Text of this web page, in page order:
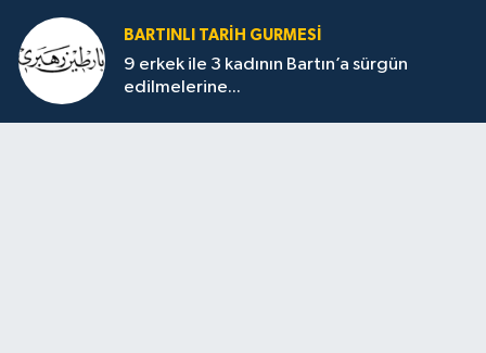
BARTINLI TARIH GURMESI
9 erkek ile 3 kadının Bartın’a sürgün
edilmelerine...